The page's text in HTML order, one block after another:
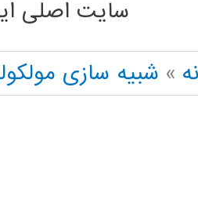
سایت اصلی
شبیه سازی